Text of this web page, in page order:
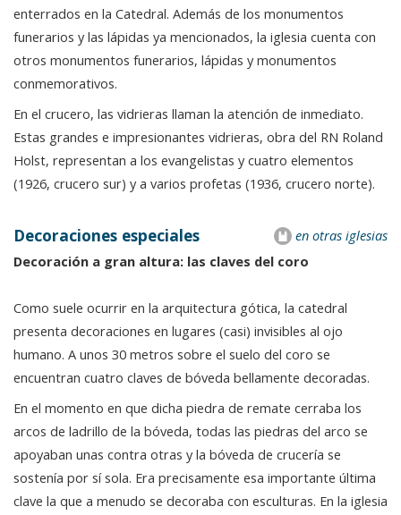
enterrados en la Catedral. Además de los monumentos
funerarios y las lápidas ya mencionados, la iglesia cuenta con
otros monumentos funerarios, lápidas y monumentos
conmemorativos.
En el crucero, las vidrieras llaman la atención de inmediato.
Estas grandes e impresionantes vidrieras, obra del RN Roland
Holst, representan a los evangelistas y cuatro elementos
(1926, crucero sur) y a varios profetas (1936, crucero norte).
en otras iglesias
Decoraciones especiales
Decoración a gran altura: las claves del coro
Como suele ocurrir en la arquitectura gótica, la catedral
presenta decoraciones en lugares (casi) invisibles al ojo
humano. A unos 30 metros sobre el suelo del coro se
encuentran cuatro claves de bóveda bellamente decoradas.
En el momento en que dicha piedra de remate cerraba los
arcos de ladrillo de la bóveda, todas las piedras del arco se
apoyaban unas contra otras y la bóveda de crucería se
sostenía por sí sola. Era precisamente esa importante última
clave la que a menudo se decoraba con esculturas. En la iglesia